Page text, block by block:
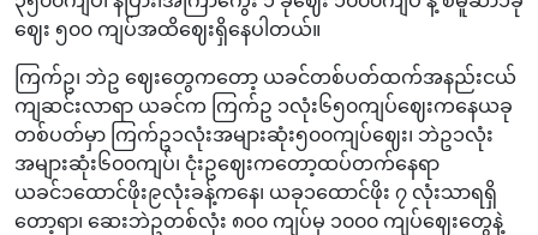
ဈေး ၅၀၀ ကျပ်အထိဈေးရှိနေပါတယ်။
ကြက်ဥ၊ ဘဲဥ ဈေးတွေကတော့ ယခင်တစ်ပတ်ထက်အနည်းငယ်
ကျဆင်းလာရာ ယခင်က ကြက်ဥ ၁လုံး၆၅၀ကျပ်ဈေးကနေယခု
တစ်ပတ်မှာ ကြက်ဥ၁လုံးအများဆုံး၅၀၀ကျပ်ဈေး၊ ဘဲဥ၁လုံး
အများဆုံး၆၀၀ကျပ်၊ ငုံးဥဈေးကတော့ထပ်တက်နေရာ
ယခင်၁ထောင်ဖိုး၉လုံးခန့်ကနေ၊ ယခု၁ထောင်ဖိုး ၇ လုံးသာရရှိ
တော့ရာ၊ ဆေးဘဲဥတစ်လုံး ၈၀၀ ကျပ်မှ ၁၀၀၀ ကျပ်ဈေးတွေနဲ့